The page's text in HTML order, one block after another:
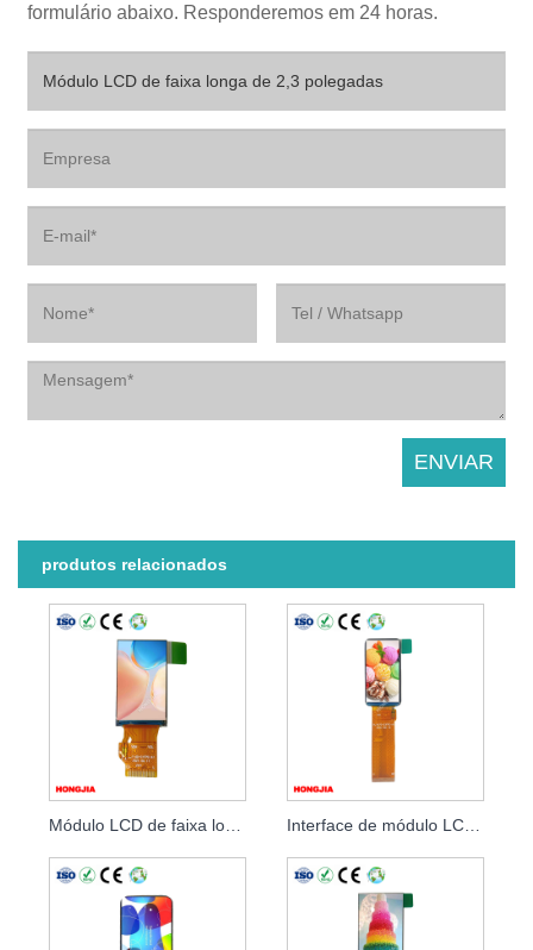
formulário abaixo. Responderemos em 24 horas.
produtos relacionados
Módulo LCD de faixa longa de 1,14 polegadas Interface de módulo LCD de faixa longa de 1,47 polegadas MCU